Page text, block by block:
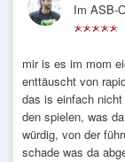
Im ASB-
mir is es im mom
enttäuscht von
das is einfach
den spielen, was
würdig, von der
schade was da